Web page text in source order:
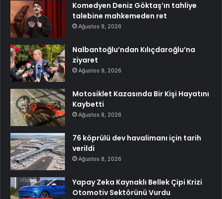
Komedyen Deniz Göktaş’ın tahliye
talebine mahkemeden ret
Ağustos 9, 2026
Nalbantoğlu’ndan Kılıçdaroğlu’na
ziyaret
Ağustos 9, 2026
Motosiklet Kazasında Bir Kişi Hayatını
Kaybetti
Ağustos 8, 2026
76 köprülü dev havalimanı için tarih
verildi
Ağustos 8, 2026
Yapay Zeka Kaynaklı Bellek Çipi Krizi
Otomotiv Sektörünü Vurdu